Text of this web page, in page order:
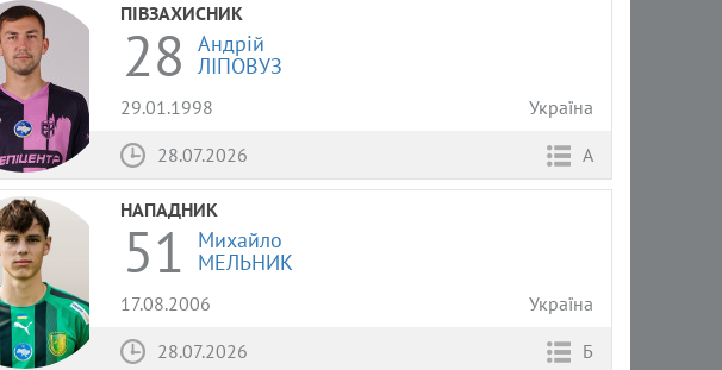
ПІВЗАХИСНИК
28
Андрій
ЛІПОВУЗ
29.01.1998
Україна
28.07.2026
А
НАПАДНИК
51
Михайло
МЕЛЬНИК
17.08.2006
Україна
28.07.2026
Б